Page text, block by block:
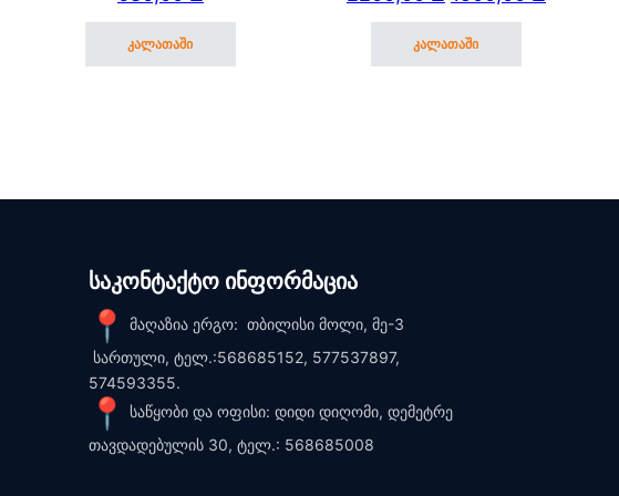
კალათაში კალათაში
საკონტაქტო ინფორმაცია
მაღაზია ერგო: თბილისი მოლი, მე-3
სართული, ტელ.:568685152, 577537897,
574593355.
საწყობი და ოფისი: დიდი დიღომი, დემეტრე
თავდადებულის 30, ტელ.: 568685008